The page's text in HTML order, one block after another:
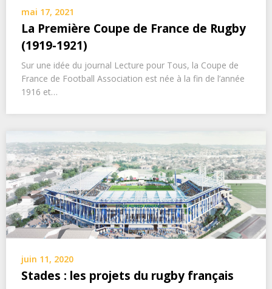
mai 17, 2021
La Première Coupe de France de Rugby
(1919-1921)
Sur une idée du journal Lecture pour Tous, la Coupe de
France de Football Association est née à la fin de l’année
1916 et…
juin 11, 2020
Stades : les projets du rugby français